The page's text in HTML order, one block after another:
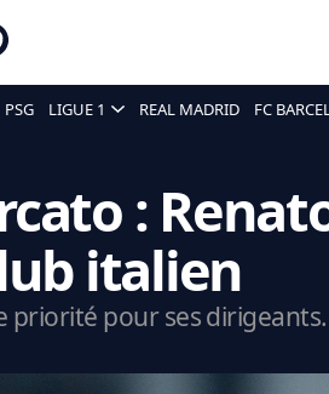
PSG LIGUE 1 REAL MADRID FC
:
italien
priorité pour ses dirigeants.